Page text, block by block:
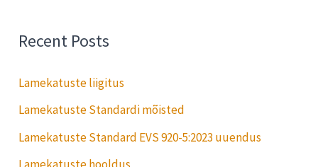
c
f
o
r
:
Recent Posts
Lamekatuste liigitus
Lamekatuste Standardi mõisted
Lamekatuste Standard EVS 920-5:2023 uuendus